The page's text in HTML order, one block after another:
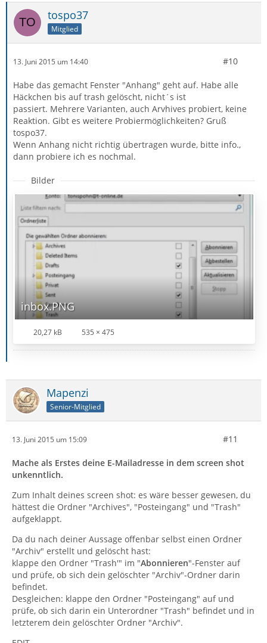
tospo37
Mitglied
13. Juni 2015 um 14:40 #10
Habe das gemacht Fenster "Anhang" geht auf. Habe alle
Häckchen bis auf trash gelöscht, nicht´s ist
passiert. Mehrere Varianten, auch Arvhives probiert, keine
Reaktion. Gibt es weitere Probiermöglichkeiten? Gruß
tospo37.
Wenn Anhang nicht richtig übertragen wurde, bitte info.,
dann probiere ich es nochmal.
Bilder
inbox.PNG
20,27 kB 535 × 475
Mapenzi
Senior-Mitglied
13. Juni 2015 um 15:09 #11
Mache als Erstes deine E-Mailadresse in dem screen shot
unkenntlich.
Zum Inhalt deines screen shot: es wäre besser gewesen, du
hättest die Ordner "Archives", "Posteingang" und "Trash"
aufgeklappt.
Da du nach deiner Aussage offenbar selbst einen Ordner
"Archiv" erstellt und gelöscht hast:
klappe den Ordner "Trash'" im "Abonnieren"-Fenster auf
und prüfe, ob sich dein gelöschter "Archiv"-Ordner darin
befindet.
Desgleichen: klappe den Ordner "Posteingang" auf und
prüfe, ob sich darin ein Unterordner "Trash" befindet und in
letzterem dein gelöschter Ordner "Archiv".